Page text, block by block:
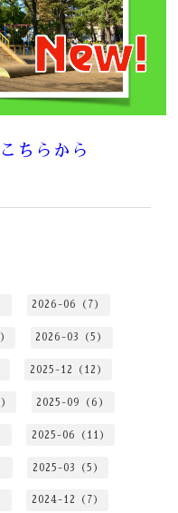
ちらから
2026-06（7）
2026-03（5）
2025-12（12）
2025-09（6）
2025-06（11）
2025-03（5）
2024-12（7）